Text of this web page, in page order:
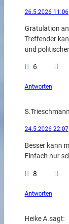
26.5.2026 11:06
Gratulation
Treffender
und
6
Antworten
S.Trieschmann
24.5.2026 22:07
Besser kann
Einfach nur
8
Antworten
Heike A.sagt: